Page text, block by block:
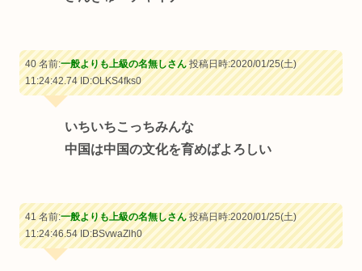
40 名前:一般よりも上級の名無しさん投稿日時:2020/01/25(土)
11:24:42.74ID:OLKS4fks0
いちいちこっちみんな
中国は中国の文化を育めばよろしい
41 名前:一般よりも上級の名無しさん投稿日時:2020/01/25(土)
11:24:46.54ID:BSvwaZlh0